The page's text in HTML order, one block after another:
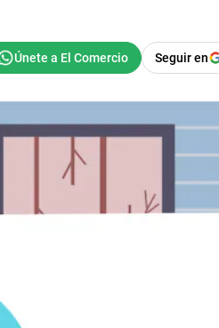
Seguir en